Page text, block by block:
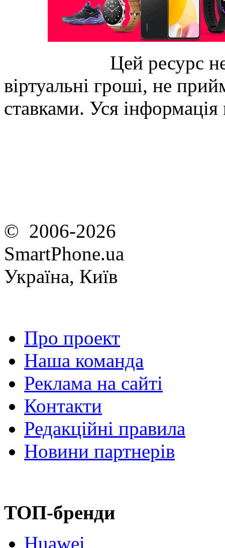
Цей ресурс
віртуальні гроші, не
ставками. Уся
© 2006-2026
SmartPhone.ua
Україна, Київ
Про проект
Наша команда
Реклама на сайті
Контакти
Редакційні правила
Новини партнерів
ТОП-бренди
Huawei